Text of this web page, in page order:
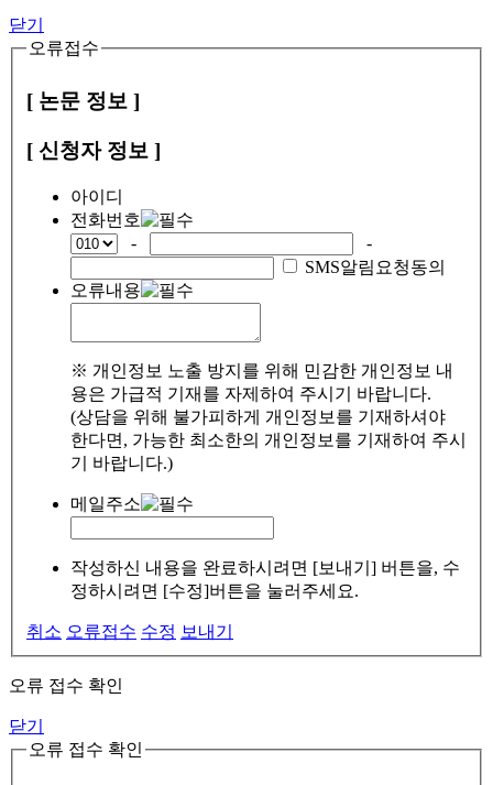
닫기
오류접수
[ 논문 정보 ]
[ 신청자 정보 ]
아이디
전화번호
-
-
SMS알림요청동의
오류내용
※ 개인정보 노출 방지를 위해 민감한 개인정보 내
용은 가급적 기재를 자제하여 주시기 바랍니다.
(상담을 위해 불가피하게 개인정보를 기재하셔야
한다면, 가능한 최소한의 개인정보를 기재하여 주시
기 바랍니다.)
메일주소
작성하신 내용을 완료하시려면 [보내기] 버튼을, 수
정하시려면 [수정]버튼을 눌러주세요.
취소 오류접수 수정 보내기
오류 접수 확인
닫기
오류 접수 확인